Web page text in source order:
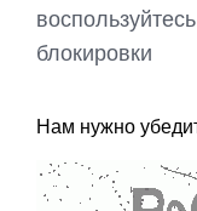
блокировки
Нам нужно